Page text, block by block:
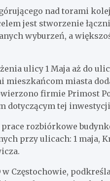
nad torami
jest stworzenie
wyburzeń, a
ulicy 1 Maja aż do
mieszkańcom miasta
firmie Primost
dotyczącym tej
rozbiórkowe
przy ulicach: 1 maja,
Częstochowie,